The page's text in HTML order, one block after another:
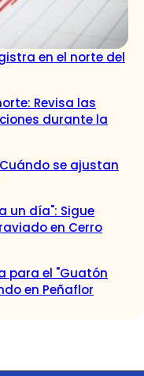
en el norte del
Revisa las
durante la
se ajustan
un día": Sigue
en Cerro
para el "Guatón
en Peñaflor